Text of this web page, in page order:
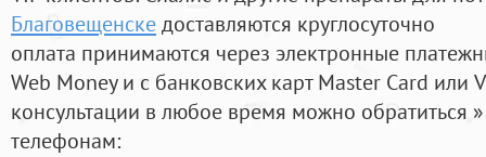
Благовещенскедоставляются круглосуточно
оплата принимаются через электронные
Web Money и с банковских карт Master Card или
консультации в любое время можно обратиться
телефонам: